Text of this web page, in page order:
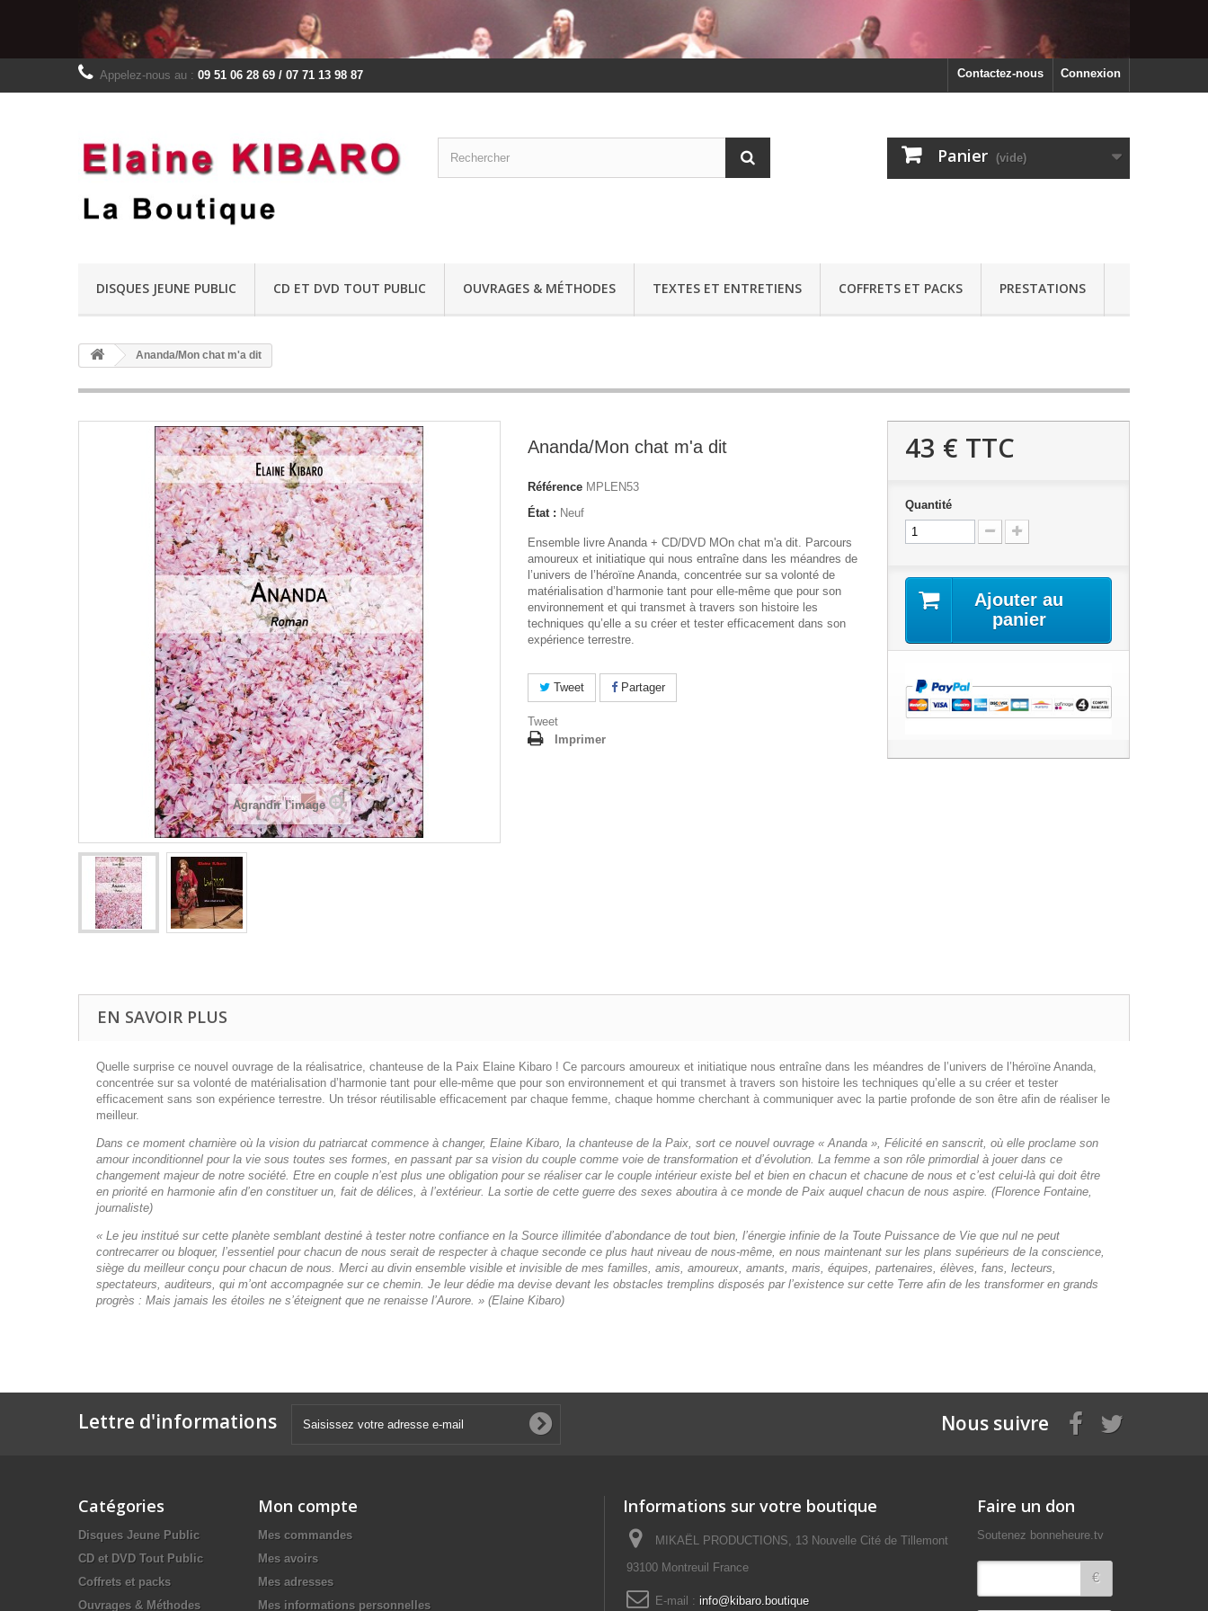
Connexion
Contactez-nous
Appelez-nous au : 09 51 06 28 69 / 07 71 13 98 87
Panier (vide)
DISQUES JEUNE PUBLIC CD ET DVD TOUT PUBLIC OUVRAGES & MÉTHODES TEXTES ET ENTRETIENS COFFRETS ET PACKS PRESTATIONS
Ananda/Mon chat m'a dit
Agrandir l'image
Ananda/Mon chat m'a dit
Référence MPLEN53
État : Neuf
Ensemble livre Ananda + CD/DVD MOn chat m'a dit. Parcours
amoureux et initiatique qui nous entraîne dans les méandres de
l’univers de l’héroïne Ananda, concentrée sur sa volonté de
matérialisation d’harmonie tant pour elle-même que pour son
environnement et qui transmet à travers son histoire les
techniques qu’elle a su créer et tester efficacement dans son
expérience terrestre.
Tweet Partager
Tweet
Imprimer
43 € TTC
Quantité
Ajouter au
panier
EN SAVOIR PLUS
Quelle surprise ce nouvel ouvrage de la réalisatrice, chanteuse de la Paix Elaine Kibaro ! Ce parcours amoureux et initiatique nous entraîne dans les méandres de l’univers de l’héroïne Ananda,
concentrée sur sa volonté de matérialisation d’harmonie tant pour elle-même que pour son environnement et qui transmet à travers son histoire les techniques qu’elle a su créer et tester
efficacement sans son expérience terrestre. Un trésor réutilisable efficacement par chaque femme, chaque homme cherchant à communiquer avec la partie profonde de son être afin de réaliser le
meilleur.
Dans ce moment charnière où la vision du patriarcat commence à changer, Elaine Kibaro, la chanteuse de la Paix, sort ce nouvel ouvrage « Ananda », Félicité en sanscrit, où elle proclame son
amour inconditionnel pour la vie sous toutes ses formes, en passant par sa vision du couple comme voie de transformation et d’évolution. La femme a son rôle primordial à jouer dans ce
changement majeur de notre société. Etre en couple n’est plus une obligation pour se réaliser car le couple intérieur existe bel et bien en chacun et chacune de nous et c’est celui‐là qui doit être
en priorité en harmonie afin d’en constituer un, fait de délices, à l’extérieur. La sortie de cette guerre des sexes aboutira à ce monde de Paix auquel chacun de nous aspire. (Florence Fontaine,
journaliste)
« Le jeu institué sur cette planète semblant destiné à tester notre confiance en la Source illimitée d’abondance de tout bien, l’énergie infinie de la Toute Puissance de Vie que nul ne peut
contrecarrer ou bloquer, l’essentiel pour chacun de nous serait de respecter à chaque seconde ce plus haut niveau de nous-même, en nous maintenant sur les plans supérieurs de la conscience,
siège du meilleur conçu pour chacun de nous. Merci au divin ensemble visible et invisible de mes familles, amis, amoureux, amants, maris, équipes, partenaires, élèves, fans, lecteurs,
spectateurs, auditeurs, qui m’ont accompagnée sur ce chemin. Je leur dédie ma devise devant les obstacles tremplins disposés par l’existence sur cette Terre afin de les transformer en grands
progrès : Mais jamais les étoiles ne s’éteignent que ne renaisse l’Aurore. » (Elaine Kibaro)
Lettre d'informations Nous suivre
Catégories
Disques Jeune Public
CD et DVD Tout Public
Coffrets et packs
Ouvrages & Méthodes
Mon compte
Mes commandes
Mes avoirs
Mes adresses
Mes informations personnelles
Informations sur votre boutique
MIKAËL PRODUCTIONS, 13 Nouvelle Cité de Tillemont
93100 Montreuil France
E-mail : info@kibaro.boutique
Faire un don
Soutenez bonneheure.tv
€